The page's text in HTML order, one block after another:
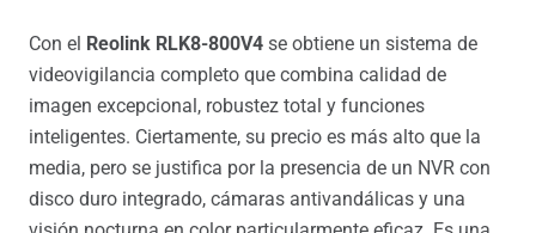
Con el Reolink RLK8-800V4 se obtiene un sistema de
videovigilancia completo que combina calidad de
imagen excepcional, robustez total y funciones
inteligentes. Ciertamente, su precio es más alto que la
media, pero se justifica por la presencia de un NVR con
disco duro integrado, cámaras antivandálicas y una